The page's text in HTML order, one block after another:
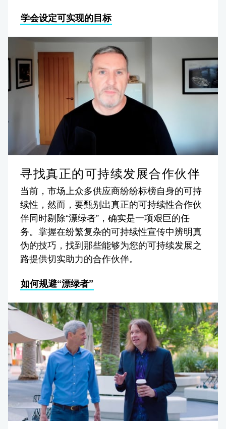
学会设定可实现的目标
寻找真正的可持续发展合作伙伴
当前，市场上众多供应商纷纷标榜自身的可持
续性，然而，要甄别出真正的可持续性合作伙
伴同时剔除“漂绿者”，确实是一项艰巨的任
务。掌握在纷繁复杂的可持续性宣传中辨明真
伪的技巧，找到那些能够为您的可持续发展之
路提供切实助力的合作伙伴。
如何规避“漂绿者”